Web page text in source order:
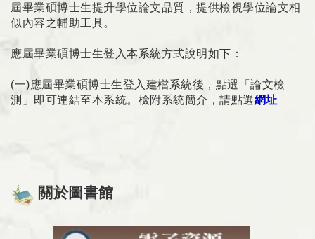
關於圖書館
屆畢業碩博士生提升學位論文品質，提供檢視學位論文相
似內容之輔助工具。
應屆畢業碩博士生登入本系統方式說明如下：
(一)應屆畢業碩博士生登入建檔系統後，點選「論文檢
測」即可連結至本系統。檢附系統簡介，請點選網址